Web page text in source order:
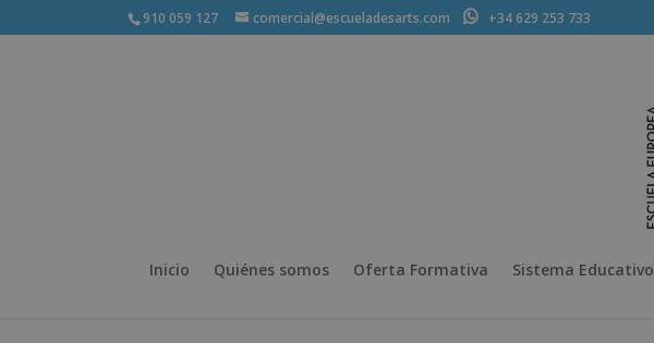
910 059 127 comercial@escueladesarts.com +34 629 253 733
Inicio Quiénes somos Oferta Formativa Sistema Educativo